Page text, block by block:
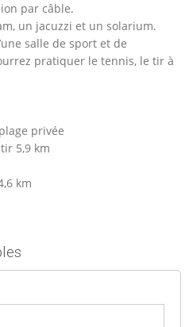
par câble.
un jacuzzi et un solarium.
salle de sport et de
pratiquer le tennis, le tir à
privée
5,9 km
km